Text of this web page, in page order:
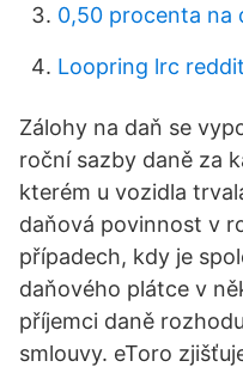
0,50 procenta na
Loopring lrc reddit
Zálohy na daň se
roční sazby daně za
kterém u vozidla
daňová povinnost v
případech, kdy je
daňového plátce v
příjemci daně
smlouvy. eToro